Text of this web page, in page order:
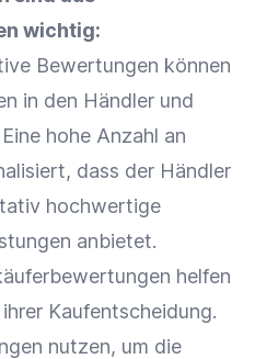
wichtig:
Bewertungen können
in den Händler und
hohe Anzahl an
dass der Händler
hochwertige
anbietet.
helfen
Kaufentscheidung.
nutzen, um die